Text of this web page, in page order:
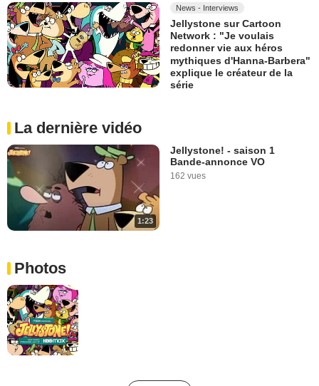
News - Interviews
Jellystone sur Cartoon
Network : "Je voulais
redonner vie aux héros
mythiques d'Hanna-Barbera"
explique le créateur de la
série
La dernière vidéo
1:23
Jellystone! - saison 1
Bande-annonce VO
162 vues
Photos